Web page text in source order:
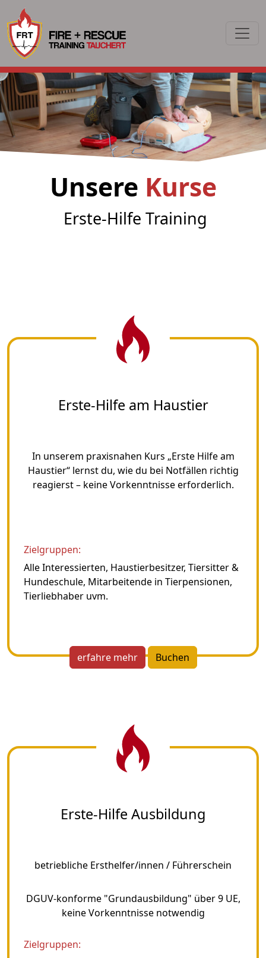
Unsere Kurse
Erste-Hilfe Training
Erste-Hilfe am Haustier
In unserem praxisnahen Kurs „Erste Hilfe am
Haustier“ lernst du, wie du bei Notfällen richtig
reagierst – keine Vorkenntnisse erforderlich.
Zielgruppen:
Alle Interessierten, Haustierbesitzer, Tiersitter &
Hundeschule, Mitarbeitende in Tierpensionen,
Tierliebhaber uvm.
erfahre mehr Buchen
Erste-Hilfe Ausbildung
betriebliche Ersthelfer/innen / Führerschein
DGUV-konforme "Grundausbildung" über 9 UE,
keine Vorkenntnisse notwendig
Zielgruppen: